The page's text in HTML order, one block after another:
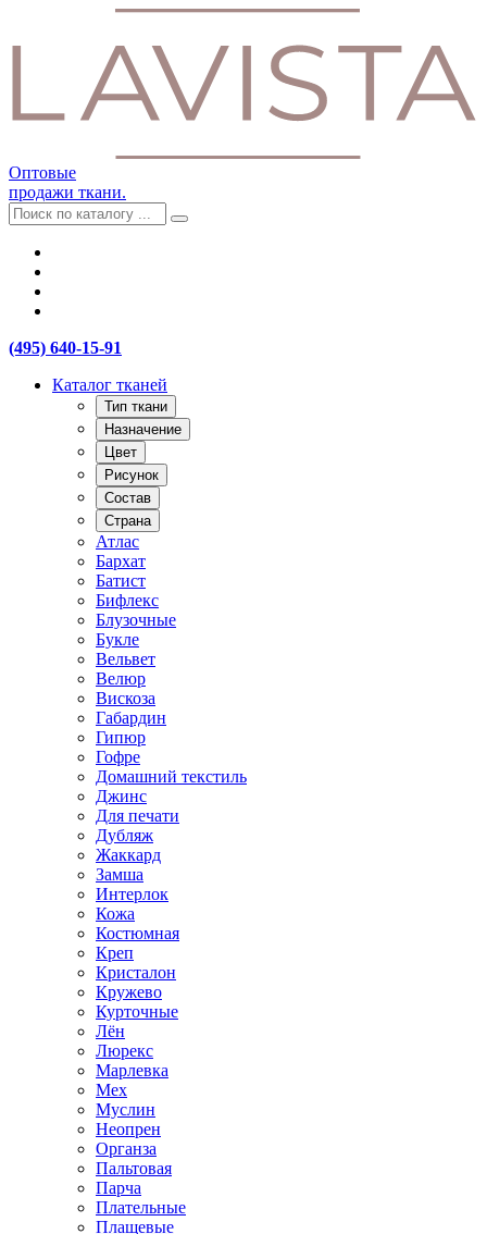
Оптовые
продажи ткани.
(495) 640-15-91
Каталог тканей
Тип ткани
Назначение
Цвет
Рисунок
Состав
Страна
Атлас
Бархат
Батист
Бифлекс
Блузочные
Букле
Вельвет
Велюр
Вискоза
Габардин
Гипюр
Гофре
Домашний текстиль
Джинс
Для печати
Дубляж
Жаккард
Замша
Интерлок
Кожа
Костюмная
Креп
Кристалон
Кружево
Курточные
Лён
Люрекс
Марлевка
Мех
Муслин
Неопрен
Органза
Пальтовая
Парча
Плательные
Плащевые